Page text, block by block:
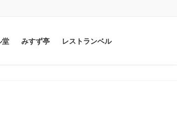
堂 みすず亭 レストランベル